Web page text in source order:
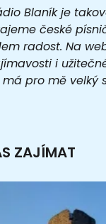
Blaník je
české
radost. Na
i
pro mě velký
ZAJÍMAT